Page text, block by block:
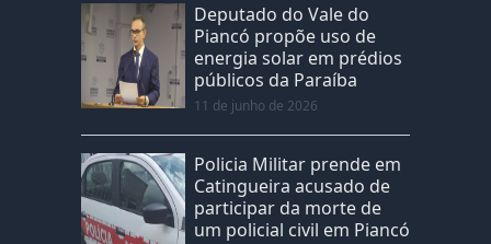
Deputado do Vale do
Piancó propõe uso de
energia solar em prédios
públicos da Paraíba
11 de junho de 2026
Policia Militar prende em
Catingueira acusado de
participar da morte de
um policial civil em Piancó